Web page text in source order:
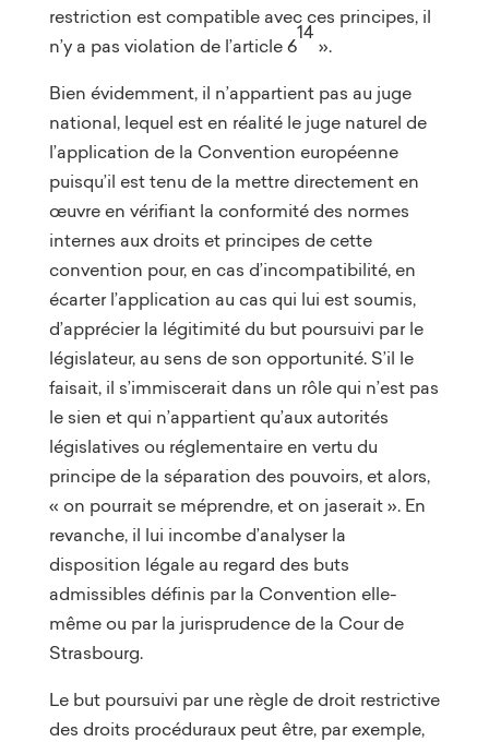
restriction est compatible avec ces principes, il
n’y a pas violation de l’article 6
14
».
Bien évidemment, il n’appartient pas au juge
national, lequel est en réalité le juge naturel de
l’application de la Convention européenne
puisqu’il est tenu de la mettre directement en
œuvre en vérifiant la conformité des normes
internes aux droits et principes de cette
convention pour, en cas d’incompatibilité, en
écarter l’application au cas qui lui est soumis,
d’apprécier la légitimité du but poursuivi par le
législateur, au sens de son opportunité. S’il le
faisait, il s’immiscerait dans un rôle qui n’est pas
le sien et qui n’appartient qu’aux autorités
législatives ou réglementaire en vertu du
principe de la séparation des pouvoirs, et alors,
« on pourrait se méprendre, et on jaserait ». En
revanche, il lui incombe d’analyser la
disposition légale au regard des buts
admissibles définis par la Convention elle-
même ou par la jurisprudence de la Cour de
Strasbourg.
Le but poursuivi par une règle de droit restrictive
des droits procéduraux peut être, par exemple,